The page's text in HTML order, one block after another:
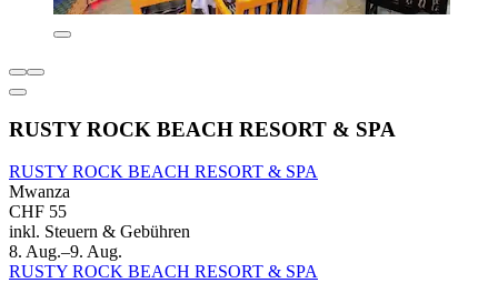
RUSTY ROCK BEACH RESORT & SPA
RUSTY ROCK BEACH RESORT & SPA
Mwanza
CHF 55
inkl. Steuern & Gebühren
8. Aug.–9. Aug.
RUSTY ROCK BEACH RESORT & SPA